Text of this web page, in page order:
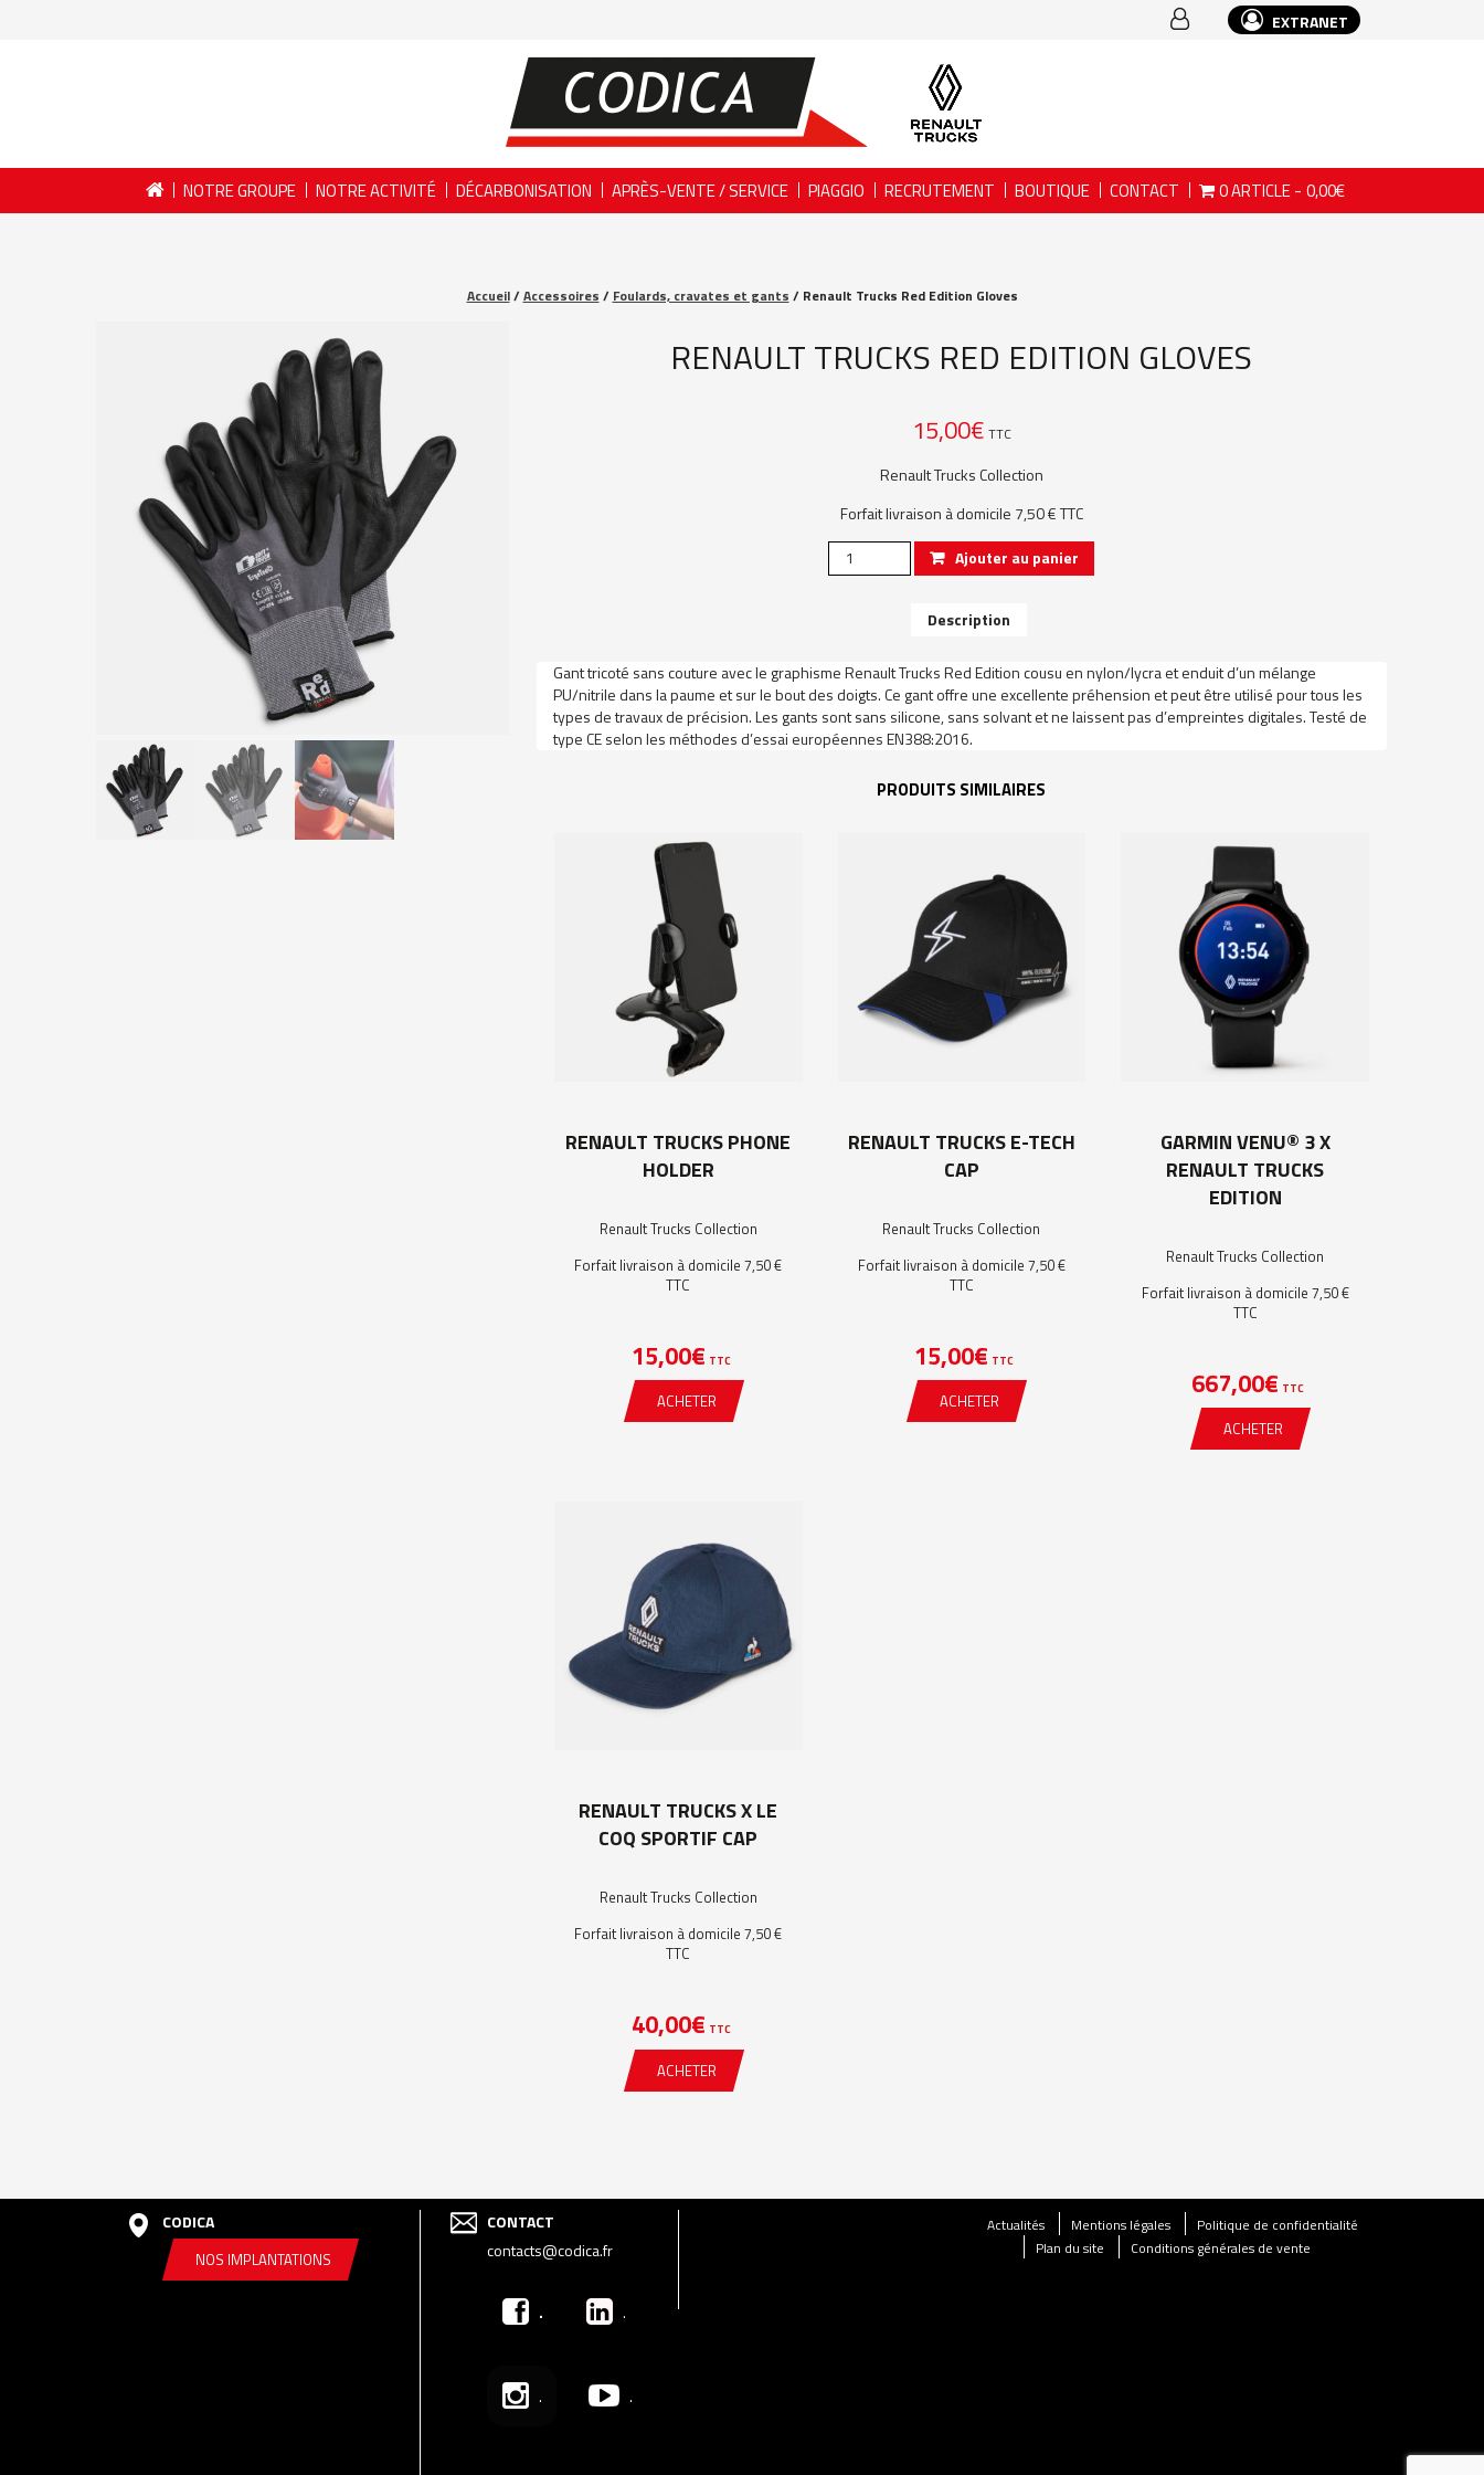
EXTRANET
NOTRE GROUPE NOTRE ACTIVITÉ DÉCARBONISATION APRÈS-VENTE / SERVICE PIAGGIO RECRUTEMENT BOUTIQUE CONTACT 0 ARTICLE 0,00€
Accueil/ Accessoires / Foulards, cravates et gants / Renault Trucks Red Edition Gloves
RENAULT TRUCKS RED EDITION GLOVES
15,00€ TTC
Renault Trucks Collection
Forfait livraison à domicile 7,50 € TTC
quantité
de
Gloves
Ajouter au panier
Description
Gant tricoté sans couture avec le graphisme Renault Trucks Red Edition cousu en nylon/lycra et enduit d’un mélange
PU/nitrile dans la paume et sur le bout des doigts. Ce gant offre une excellente préhension et peut être utilisé pour tous les
types de travaux de précision. Les gants sont sans silicone, sans solvant et ne laissent pas d’empreintes digitales. Testé de
type CE selon les méthodes d’essai européennes EN388:2016.
PRODUITS SIMILAIRES
RENAULT TRUCKS PHONE
HOLDER
Renault Trucks Collection
Forfait livraison à domicile 7,50 €
TTC
15,00€ TTC
ACHETER
RENAULT TRUCKS E-TECH
CAP
Renault Trucks Collection
Forfait livraison à domicile 7,50 €
TTC
15,00€ TTC
ACHETER
GARMIN VENU® 3 X
RENAULT TRUCKS
EDITION
Renault Trucks Collection
Forfait livraison à domicile 7,50 €
TTC
667,00€ TTC
ACHETER
RENAULT TRUCKS X LE
COQ SPORTIF CAP
Renault Trucks Collection
Forfait livraison à domicile 7,50 €
TTC
40,00€ TTC
ACHETER
CODICA
NOS IMPLANTATIONS
CONTACT
contacts@codica.fr
. .
. .
Actualités Mentions légales
Politique de confidentialité
Plan du site
Conditions générales de vente